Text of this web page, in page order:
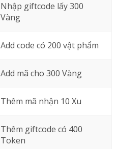
Nhập giftcode lấy 300
Vàng
Add code có 200 vật phẩm
Add mã cho 300 Vàng
Thêm mã nhận 10 Xu
Thêm giftcode có 400
Token